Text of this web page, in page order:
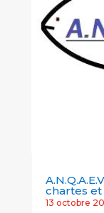
chartes
13 octobre